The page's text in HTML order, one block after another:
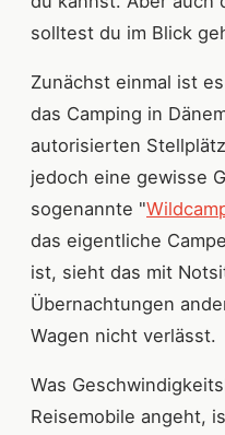
solltest du im Blick
Zunächst einmal ist
das Camping in
autorisierten
jedoch eine gewisse
sogenannte "
das eigentliche
ist, sieht das mit
Übernachtungen
Wagen nicht verlässt.
Was
Reisemobile angeht,